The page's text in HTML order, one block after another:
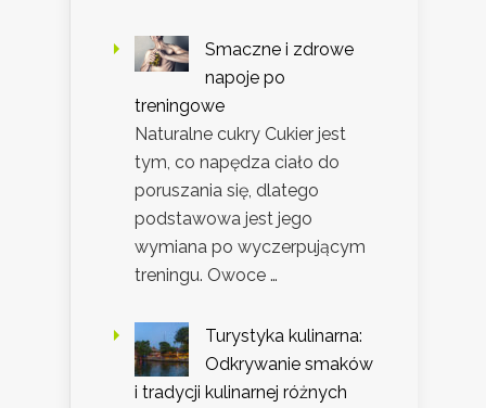
Smaczne i zdrowe
napoje po
treningowe
Naturalne cukry Cukier jest
tym, co napędza ciało do
poruszania się, dlatego
podstawowa jest jego
wymiana po wyczerpującym
treningu. Owoce …
Turystyka kulinarna:
Odkrywanie smaków
i tradycji kulinarnej różnych